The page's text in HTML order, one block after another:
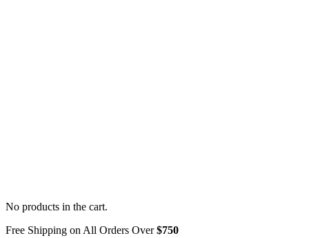
No products in the cart.
Free Shipping on All Orders Over$750